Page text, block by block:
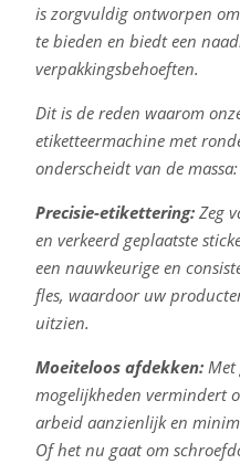
is zorgvuldig ontworpen
te bieden en biedt een
verpakkingsbehoeften.
Dit is de reden waarom
etiketteermachine met
onderscheidt van de massa:
Precisie-etikettering:Zeg
en verkeerd geplaatste
een nauwkeurige en
fles, waardoor uw
uitzien.
Moeiteloos afdekken:Met
mogelijkheden vermindert
arbeid aanzienlijk en
Of het nu gaat om